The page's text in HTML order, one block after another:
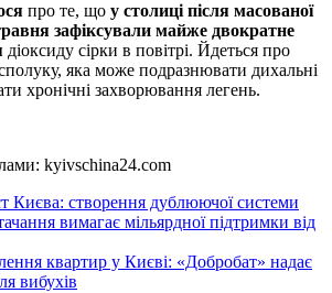
про те, що у столиці після масованої
зафіксували майже двократне
діоксиду сірки в повітрі. Йдеться про
яка може подразнювати дихальні
хронічні захворювання легень.
kyivschina24.com
Києва: створення дублюючої системи
вимагає мільярдної підтримки від
квартир у Києві: «Добробат» надає
вибухів